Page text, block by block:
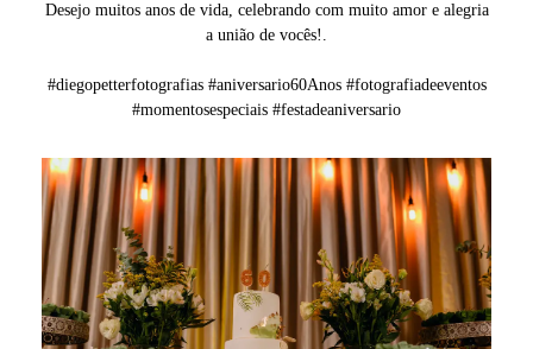
Desejo muitos anos de vida, celebrando com muito amor e alegria
a união de vocês!.
#diegopetterfotografias #aniversario60Anos #fotografiadeeventos
#momentosespeciais #festadeaniversario